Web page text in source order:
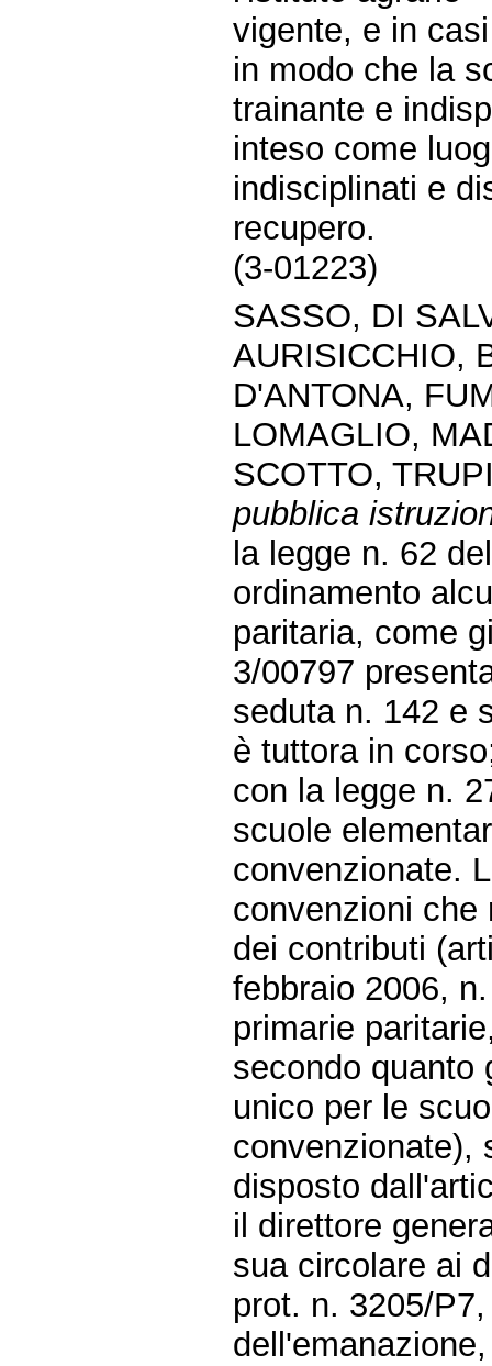
vigente, e in
in modo che la
trainante e
inteso come
indisciplinati e
recupero.
(3-01223)
SASSO, DI
AURISICCHIO,
D'ANTONA,
LOMAGLIO,
SCOTTO,
pubblica
la legge n. 62
ordinamento
paritaria, come
3/00797
seduta n. 142 e
è tuttora in
con la legge n.
scuole
convenzionate.
convenzioni che
dei contributi
febbraio 2006,
primarie
secondo quanto
unico per le
convenzionate),
disposto
il direttore
sua circolare ai
prot. n. 3205/